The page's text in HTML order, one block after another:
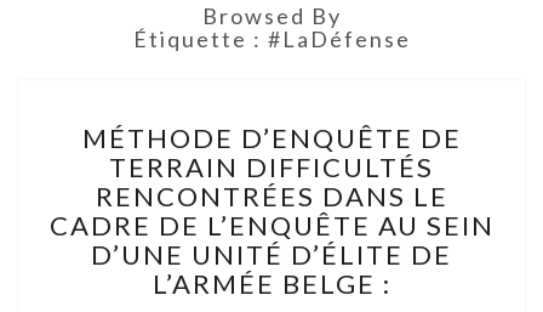
Browsed By
Étiquette : #laDéfense
D’ENQUÊTE
DE
TERRAIN
DIFFICULTÉS
RENCONTRÉES
DANS
LE
MÉTHODE D’ENQUÊTE DE
TERRAIN DIFFICULTÉS
RENCONTRÉES DANS LE
CADRE DE L’ENQUÊTE AU SEIN
D’UNE UNITÉ D’ÉLITE DE
L’ARMÉE BELGE :